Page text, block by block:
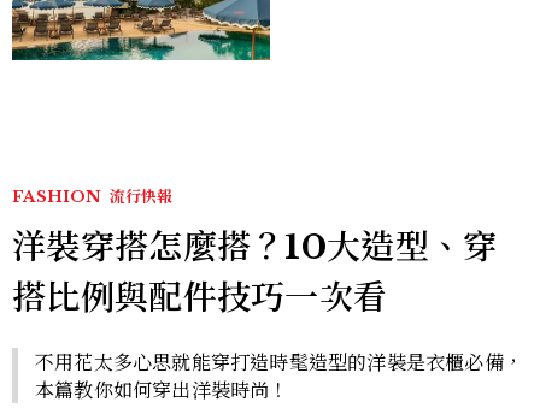
FASHION 流行快報
洋裝穿搭怎麼搭？10大造型、穿
搭比例與配件技巧一次看
不用花太多心思就能穿打造時髦造型的洋裝是衣櫃必備，
本篇教你如何穿出洋裝時尚！